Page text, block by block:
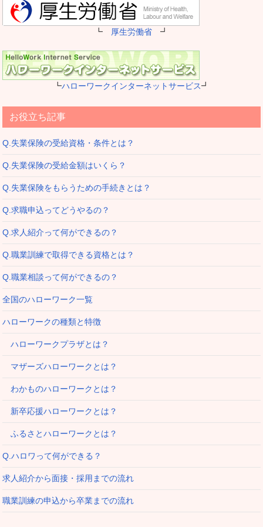
┗ 厚生労働省 ┛
┗ハローワークインターネットサービス┛
お役立ち記事
Q.失業保険の受給資格・条件とは？
Q.失業保険の受給金額はいくら？
Q.失業保険をもらうための手続きとは？
Q.求職申込ってどうやるの？
Q.求人紹介って何ができるの？
Q.職業訓練で取得できる資格とは？
Q.職業相談って何ができるの？
全国のハローワーク一覧
ハローワークの種類と特徴
ハローワークプラザとは？
マザーズハローワークとは？
わかものハローワークとは？
新卒応援ハローワークとは？
ふるさとハローワークとは？
Q.ハロワって何ができる？
求人紹介から面接・採用までの流れ
職業訓練の申込から卒業までの流れ